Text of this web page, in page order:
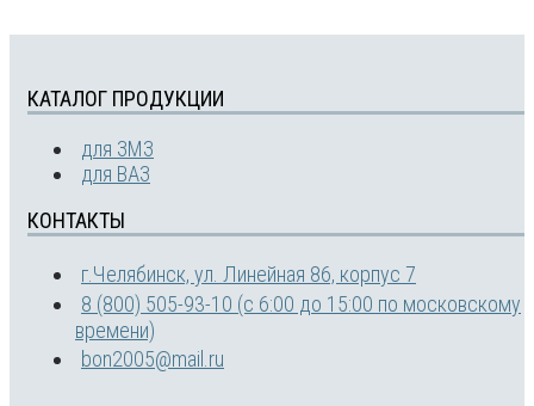
КАТАЛОГ ПРОДУКЦИИ
для ЗМЗ
для ВАЗ
КОНТАКТЫ
г.Челябинск, ул. Линейная 86, корпус 7
8 (800) 505-93-10 (с 6:00 до 15:00 по московскому
времени)
bon2005@mail.ru